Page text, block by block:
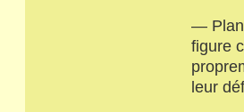
—
figure
leur